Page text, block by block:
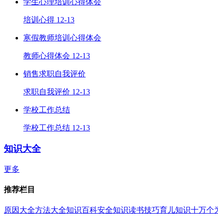
学生心理培训心得体会
培训心得 12-13
寒假教师培训心得体会
教师心得体会 12-13
销售求职自我评价
求职自我评价 12-13
学校工作总结
学校工作总结 12-13
知识大全
更多
推荐栏目
原因大全方法大全知识百科安全知识读书技巧育儿知识十万个